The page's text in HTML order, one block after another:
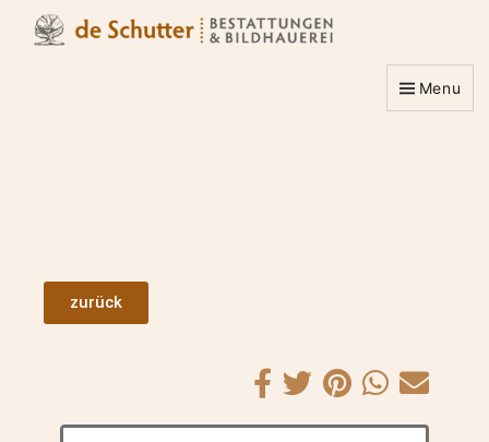
Menu
zurück